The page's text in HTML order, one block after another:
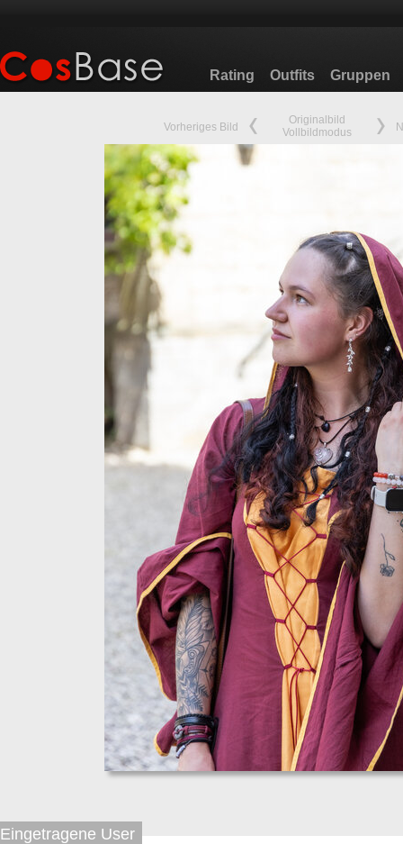
Rating Outfits Gruppen
Vorheriges Bild
Originalbild
Vollbildmodus
Eingetragene User